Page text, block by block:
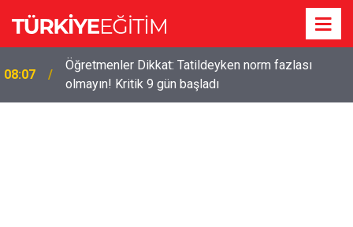
08:07
Öğretmenler Dikkat: Tatildeyken norm fazlası
olmayın! Kritik 9 gün başladı